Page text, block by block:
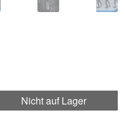
Nicht auf Lager